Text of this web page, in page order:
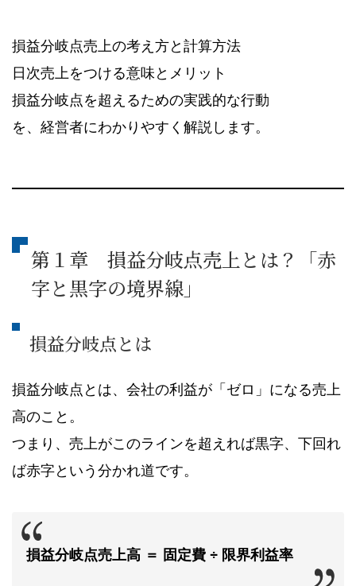
損益分岐点売上の考え方と計算方法
日次売上をつける意味とメリット
損益分岐点を超えるための実践的な行動
を、経営者にわかりやすく解説します。
第１章 損益分岐点売上とは？「赤
字と黒字の境界線」
損益分岐点とは
損益分岐点とは、会社の利益が「ゼロ」になる売上
高のこと。
つまり、売上がこのラインを超えれば黒字、下回れ
ば赤字という分かれ道です。
損益分岐点売上高 ＝ 固定費 ÷ 限界利益率